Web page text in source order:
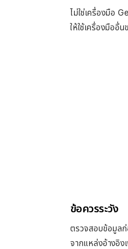
ไม่ใช่เครื่องมือ
ให้ใช้เครื่องมืออื่
ข้อควรระวัง
ตรวจสอบข้อมูลก่
จากแหล่งอ้างอิ